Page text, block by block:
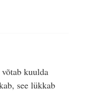
kuulda
see lükkab